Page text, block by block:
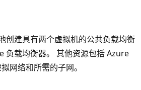
创建具有两个虚拟机的公共负载均衡
负载均衡器。 其他资源包括 Azure
网络和所需的子网。